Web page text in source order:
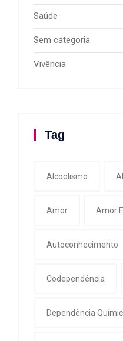
Saúde
Sem categoria
Vivência
Tag
Alcoolismo
Amor Amor
Autoconhecimento
Codependência
Dependência